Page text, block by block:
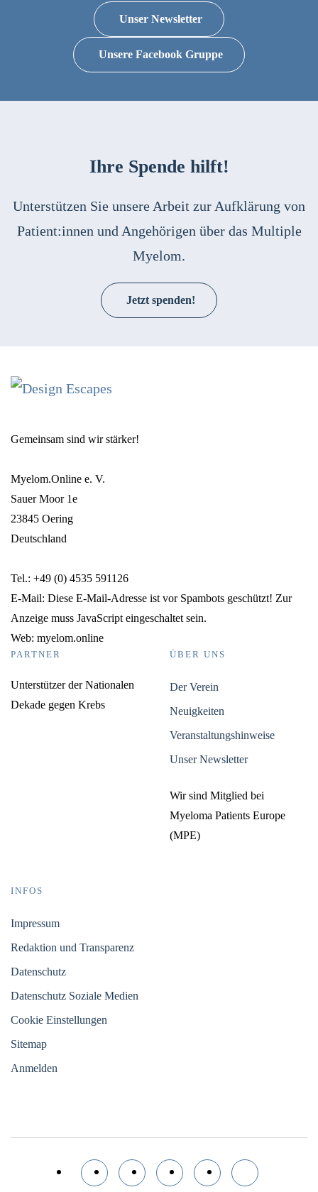
Unser Newsletter
Unsere Facebook Gruppe
Ihre Spende hilft!
Unterstützen Sie unsere Arbeit zur Aufklärung von
Patient:innen und Angehörigen über das Multiple
Myelom.
Jetzt spenden!
Gemeinsam sind wir stärker!
Myelom.Online e. V.
Sauer Moor 1e
23845 Oering
Deutschland
Tel.: +49 (0) 4535 591126
E-Mail: Diese E-Mail-Adresse ist vor Spambots geschützt! Zur
Anzeige muss JavaScript eingeschaltet sein.
Web: myelom.online
PARTNER
Unterstützer der Nationalen
Dekade gegen Krebs
ÜBER UNS
Der Verein
Neuigkeiten
Veranstaltungshinweise
Unser Newsletter
Wir sind Mitglied bei
Myeloma Patients Europe
(MPE)
INFOS
Impressum
Redaktion und Transparenz
Datenschutz
Datenschutz Soziale Medien
Cookie Einstellungen
Sitemap
Anmelden